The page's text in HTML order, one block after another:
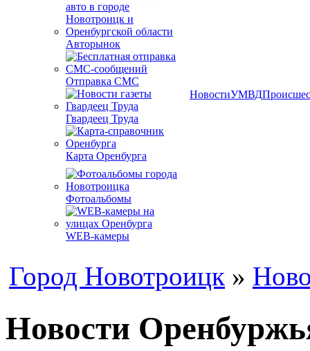
Авторынок
Отправка СМС
Гвардеец Труда
Карта Оренбурга
Фотоальбомы
WEB-камеры
НовостиУМВД
Город Новотроицк »
Новости